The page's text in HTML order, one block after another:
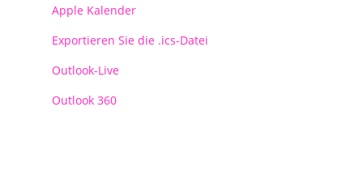
Apple Kalender
Exportieren Sie die .ics-Datei
Outlook-Live
Outlook 360